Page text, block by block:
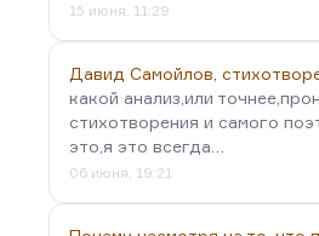
15 июня, 11:29
Давид Самойлов,
какой анализ,или
стихотворения и самого
это,я это всегда…
06 июня, 19:21